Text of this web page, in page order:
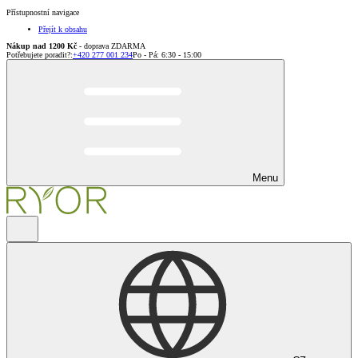
Přístupnostní navigace
Přejít k obsahu
Nákup nad 1200 Kč - doprava ZDARMA
Potřebujete poradit?:+420 277 001 234Po - Pá: 6:30 - 15:00
Menu